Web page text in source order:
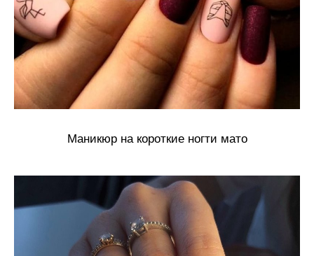
Маникюр на короткие ногти мато